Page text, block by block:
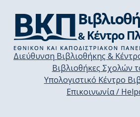
Διεύθυνση Βιβλιοθήκης &
Βιβλιοθήκες Σχολών
Υπολογιστικό Κέντρο
Επικοινωνία /